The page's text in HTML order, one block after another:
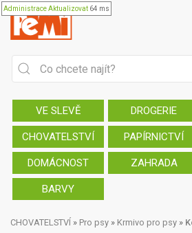
AdministraceAktualizovat 64 ms
VE SLEVĚ DROGERIE
CHOVATELSTVÍ PAPÍRNICTVÍ
DOMÁCNOST ZAHRADA
BARVY
CHOVATELSTVÍ » Pro psy » Krmivo pro psy »